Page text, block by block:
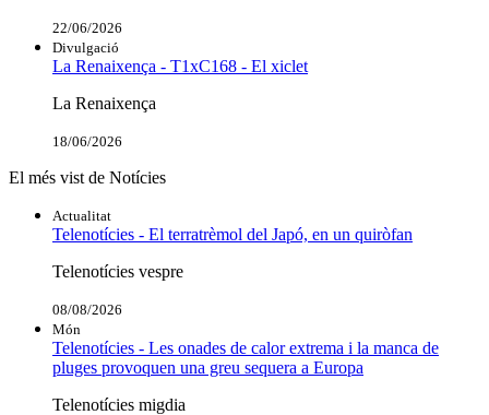
22/06/2026
Divulgació
La Renaixença - T1xC168 - El xiclet
La Renaixença
18/06/2026
El més vist de Notícies
Actualitat
Telenotícies - El terratrèmol del Japó, en un quiròfan
Telenotícies vespre
08/08/2026
Món
Telenotícies - Les onades de calor extrema i la manca de
pluges provoquen una greu sequera a Europa
Telenotícies migdia